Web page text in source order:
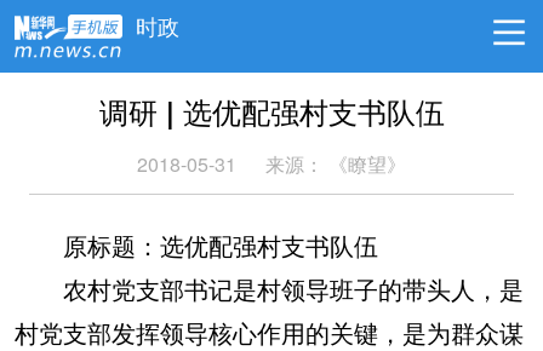
时政
调研 | 选优配强村支书队伍
2018-05-31 来源： 《瞭望》
原标题：选优配强村支书队伍
农村党支部书记是村领导班子的带头人，是
村党支部发挥领导核心作用的关键，是为群众谋